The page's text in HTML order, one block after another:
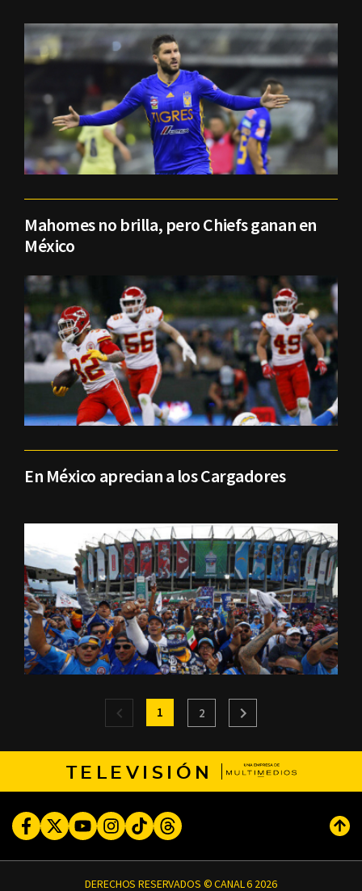
Mahomes no brilla, pero Chiefs ganan en
México
En México aprecian a los Cargadores
1 2
TELEVISIÓN
FacebookTwitterYoutubeInstagram
TikTokThreads
DERECHOS RESERVADOS © CANAL 6 2026